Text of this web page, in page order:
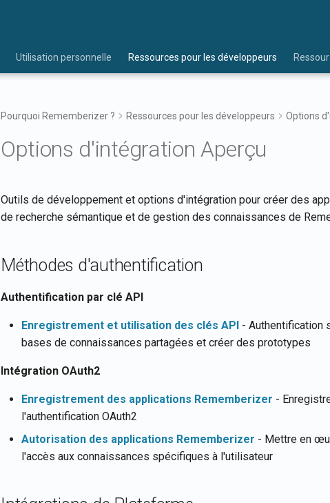
Utilisation personnelle Ressources pour les développeurs
Pourquoi Rememberizer ? Ressources pour les développeurs Options
Options d'intégration Aperçu
Outils de développement et options d'intégration pour créer des
de recherche sémantique et de gestion des connaissances de
Méthodes d'authentification
Authentification par clé API
Enregistrement et utilisation des clés API - Authentification
bases de connaissances partagées et créer des prototypes
Intégration OAuth2
Enregistrement des applications Rememberizer -
l'authentification OAuth2
Autorisation des applications Rememberizer - Mettre en
l'accès aux connaissances spécifiques à l'utilisateur